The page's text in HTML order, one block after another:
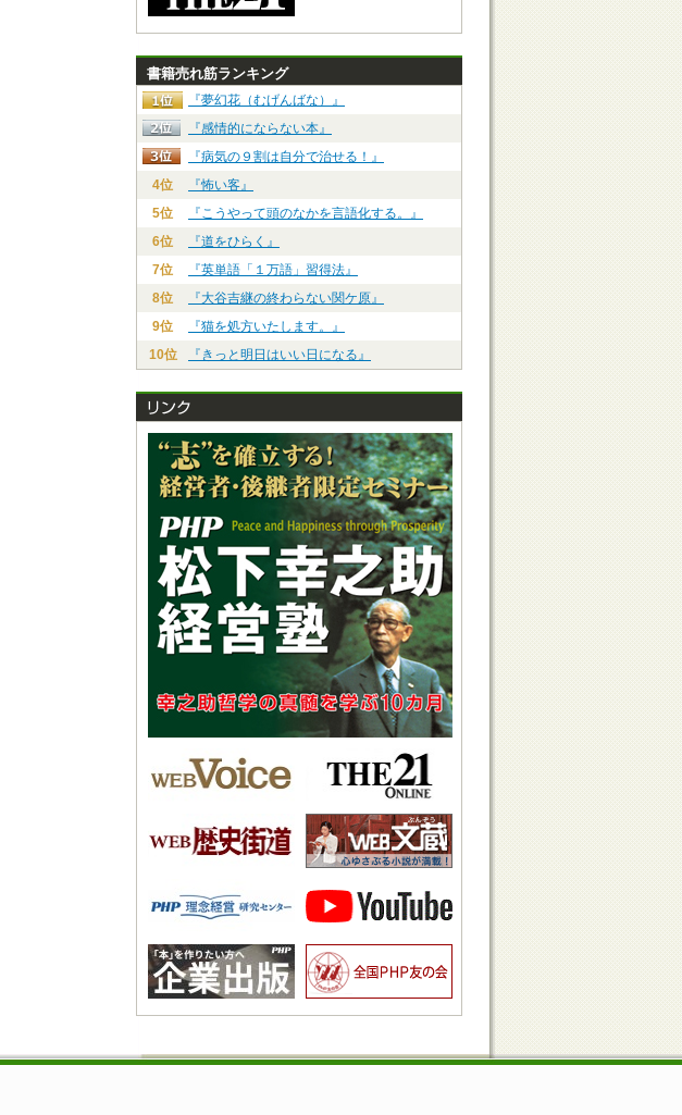
書籍売れ筋ランキング
『夢幻花（むげんばな）』
『感情的にならない本』
『病気の９割は自分で治せる！』
4位
『怖い客』
5位
『こうやって頭のなかを言語化する。』
6位
『道をひらく』
7位
『英単語「１万語」習得法』
8位
『大谷吉継の終わらない関ケ原』
9位
『猫を処方いたします。』
10位
『きっと明日はいい日になる』